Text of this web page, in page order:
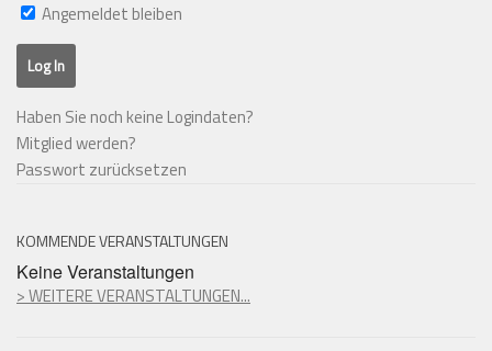
Angemeldet bleiben
Haben Sie noch keine Logindaten?
Mitglied werden?
Passwort zurücksetzen
KOMMENDE VERANSTALTUNGEN
Keine Veranstaltungen
> WEITERE VERANSTALTUNGEN...